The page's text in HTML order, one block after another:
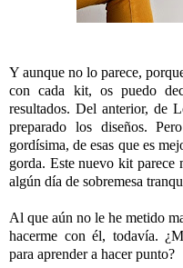
Y aunque no lo parece,
con cada kit, os puedo
resultados. Del anterior, de
preparado los diseños.
gordísima, de esas que es
gorda. Este nuevo kit parece
algún día de sobremesa
Al que aún no le he metido
hacerme con él, todavía.
para aprender a hacer punto?